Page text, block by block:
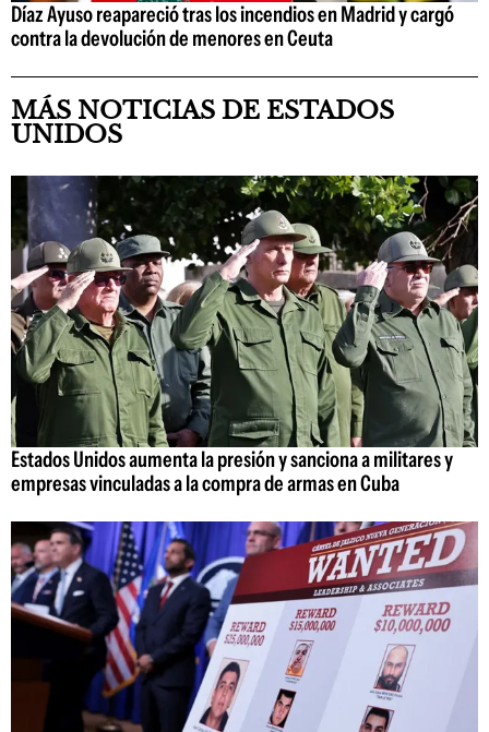
Díaz Ayuso reapareció tras los incendios en Madrid y cargó
contra la devolución de menores en Ceuta
MÁS NOTICIAS DE ESTADOS
UNIDOS
Estados Unidos aumenta la presión y sanciona a militares y
empresas vinculadas a la compra de armas en Cuba